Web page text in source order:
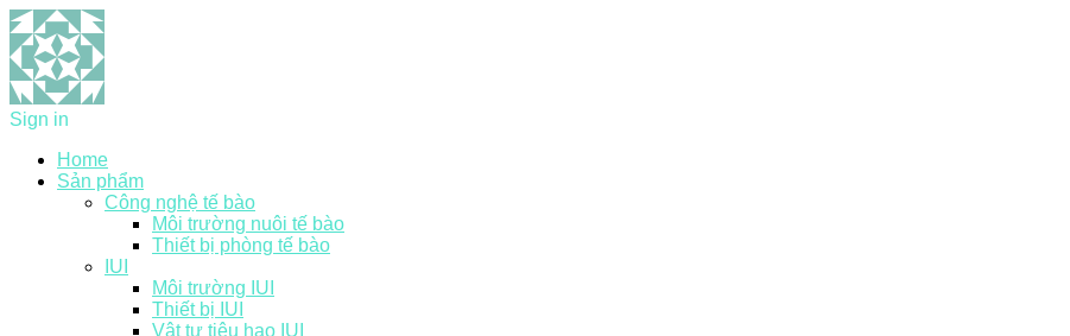
Sign in
Home
Sản phẩm
Công nghệ tế bào
Môi trường nuôi tế bào
Thiết bị phòng tế bào
IUI
Môi trường IUI
Thiết bị IUI
Vật tư tiêu hao IUI